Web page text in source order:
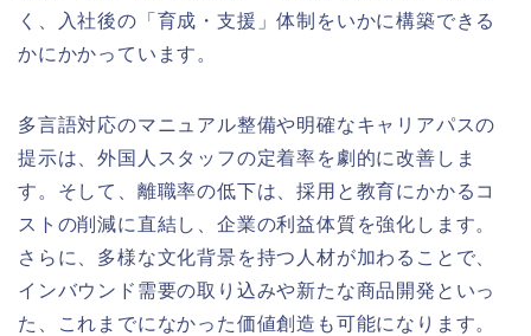
く、入社後の「育成・支援」体制をいかに構築できる
かにかかっています。
多言語対応のマニュアル整備や明確なキャリアパスの
提示は、外国人スタッフの定着率を劇的に改善しま
す。そして、離職率の低下は、採用と教育にかかるコ
ストの削減に直結し、企業の利益体質を強化します。
さらに、多様な文化背景を持つ人材が加わることで、
インバウンド需要の取り込みや新たな商品開発といっ
た、これまでになかった価値創造も可能になります。